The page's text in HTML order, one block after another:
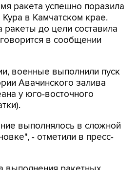
ракета успешно поразила
в Камчатском крае.
ракеты до цели составила
в сообщении
военные выполнили пуск
Авачинского залива
у юго-восточного
выполнялось в сложной
- отметили в пресс-